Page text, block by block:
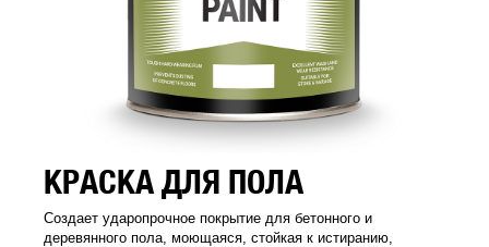
КРАСКА ДЛЯ ПОЛА
Создает ударопрочное покрытие для бетонного и
деревянного пола, моющаяся, стойкая к истиранию,